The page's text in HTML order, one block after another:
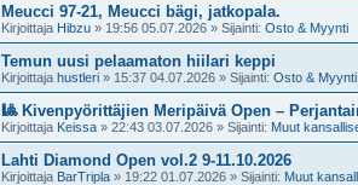
Meucci 97-21, Meucci bägi, jatkopala.
Kirjoittaja Hibzu » 19:56 05.07.2026 » Sijainti: Osto & Myynti
Temun uusi pelaamaton hiilari keppi
Kirjoittaja hustleri » 15:37 04.07.2026 » Sijainti: Osto & Myynti
🎱 Kivenpyörittäjien Meripäivä Open –
Kirjoittaja Keissa » 22:43 03.07.2026 » Sijainti: Muut
Lahti Diamond Open vol.2 9-11.10.2026
Kirjoittaja BarTripla » 19:22 01.07.2026 » Sijainti: Muut